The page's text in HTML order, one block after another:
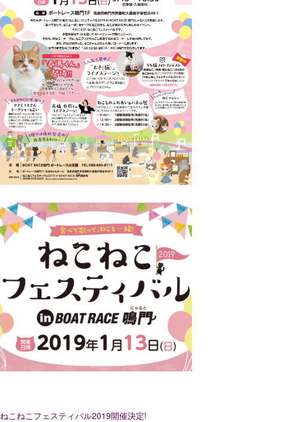
ねこねこフェスティバル2019開催決定!